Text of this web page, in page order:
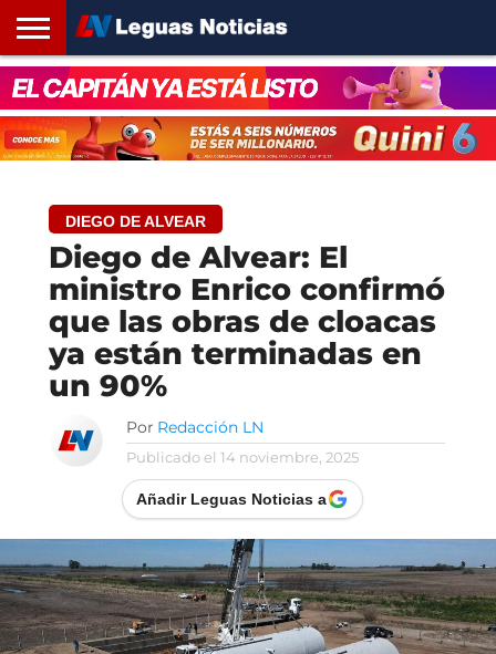
INICIO
SANTA
FE
ROSARIO24
REGIONES
ARGENTINA
OPINIÓN
CONTACTO
DIEGO DE ALVEAR
Diego de Alvear: El
ministro Enrico confirmó
que las obras de cloacas
ya están terminadas en
un 90%
Por Redacción LN
Publicado el 14 noviembre, 2025
Añadir Leguas Noticias a